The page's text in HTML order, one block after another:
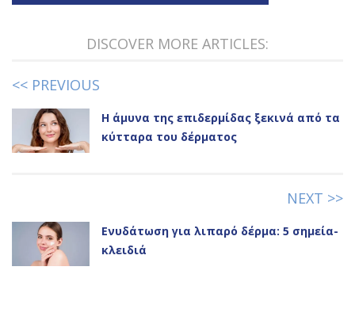
DISCOVER MORE ARTICLES:
<< PREVIOUS
Η άμυνα της επιδερμίδας ξεκινά από τα
κύτταρα του δέρματος
NEXT >>
Ενυδάτωση για λιπαρό δέρμα: 5 σημεία-
κλειδιά